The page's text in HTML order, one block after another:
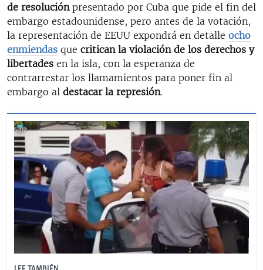
de resolución presentado por Cuba que pide el fin del
embargo estadounidense, pero antes de la votación,
la representación de EEUU expondrá en detalle ocho
enmiendas que critican la violación de los derechos y
libertades en la isla, con la esperanza de
contrarrestar los llamamientos para poner fin al
embargo al destacar la represión.